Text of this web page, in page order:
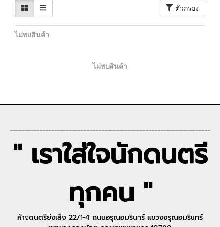
ตัวกรอง
ไม่พบสินค้า
ไม่พบสินค้า
--------------------------------------------------------------------
" เราใส่ใจนักดนตรี
ทุกคน "
ห้างดนตรีย่งเส็ง 22/1-4 ถนนอรุณอมรินทร์ แขวงอรุณอมรินทร์